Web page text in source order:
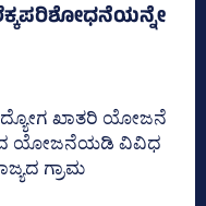
ಖಾತರಿ ಯೋಜನೆ
ಯೋಜನೆಯಡಿ ವಿವಿಧ
ಗ್ರಾಮ